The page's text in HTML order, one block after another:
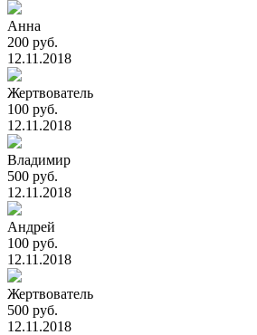
Анна
200 руб.
12.11.2018
Жертвователь
100 руб.
12.11.2018
Владимир
500 руб.
12.11.2018
Андрей
100 руб.
12.11.2018
Жертвователь
500 руб.
12.11.2018